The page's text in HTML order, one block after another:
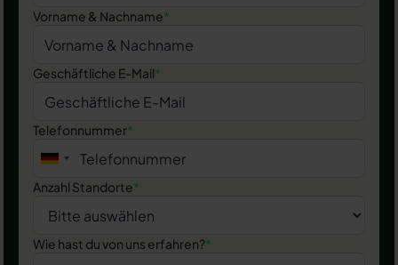
Vorname & Nachname*
Geschäftliche E-Mail*
Telefonnummer*
Anzahl Standorte*
Wie hast du von uns erfahren?*